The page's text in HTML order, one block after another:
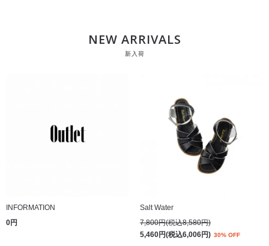
NEW ARRIVALS
新入荷
INFORMATION
0円
Salt Water
7,800円(税込8,580円)
5,460円(税込6,006円) 30% OFF